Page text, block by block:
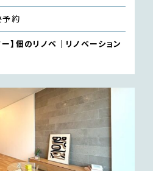
約
】佃のリノベ｜リノベーション